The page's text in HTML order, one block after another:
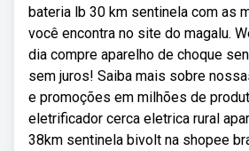
bateria lb 30 km sentinela com as
você encontra no site do magalu.
dia compre aparelho de choque
sem juros! Saiba mais sobre
e promoções em milhões de
eletrificador cerca eletrica rural
38km sentinela bivolt na shopee